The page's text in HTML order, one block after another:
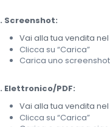
Screenshot:
Vai alla tua vendita
Clicca su “Carica”
Carica uno
Elettronico/PDF:
Vai alla tua vendita
Clicca su “Carica”